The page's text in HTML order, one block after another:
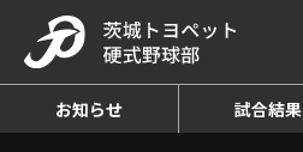
お知らせ 試合結果
HOME